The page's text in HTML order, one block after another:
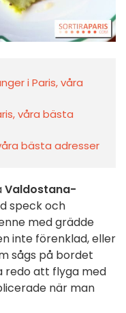
i Paris, våra
våra bästa
bästa adresser
Valdostana-
speck och
med grädde
inte förenklad, eller
sågs på bordet
redo att flyga med
när man